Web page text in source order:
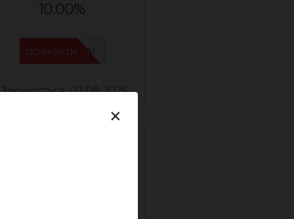
10.00%
IFSCDUA1
ПОКАЗАТИ
Закінчується: 07-08-2026
×